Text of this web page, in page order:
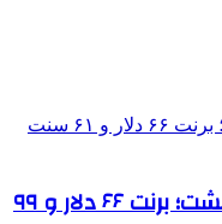
قیمت جهانی نفت امروز ۸ اردیبهشت؛ برنت ۶۶ دلار و ۹۹